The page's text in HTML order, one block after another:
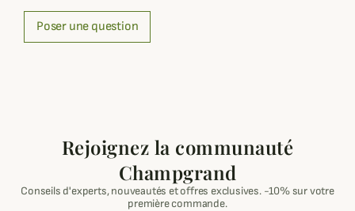
Poser une question
Rejoignez la communauté
Champgrand
Conseils d'experts, nouveautés et offres exclusives. -10% sur votre
première commande.